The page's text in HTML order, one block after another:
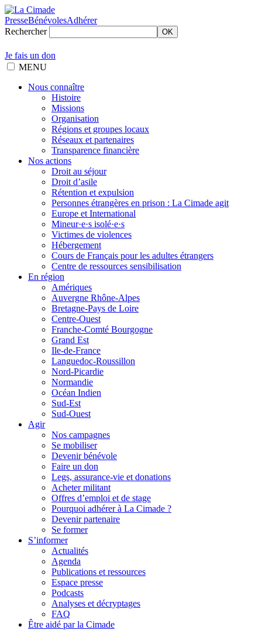
PresseBénévolesAdhérer
Rechercher
OK
Je fais un don
MENU
Nous connaître
Histoire
Missions
Organisation
Régions et groupes locaux
Réseaux et partenaires
Transparence financière
Nos actions
Droit au séjour
Droit d’asile
Rétention et expulsion
Personnes étrangères en prison : La Cimade agit
Europe et International
Mineur·e·s isolé·e·s
Victimes de violences
Hébergement
Cours de Français pour les adultes étrangers
Centre de ressources sensibilisation
En région
Amériques
Auvergne Rhône-Alpes
Bretagne-Pays de Loire
Centre-Ouest
Franche-Comté Bourgogne
Grand Est
Ile-de-France
Languedoc-Roussillon
Nord-Picardie
Normandie
Océan Indien
Sud-Est
Sud-Ouest
Agir
Nos campagnes
Se mobiliser
Devenir bénévole
Faire un don
Legs, assurance-vie et donations
Acheter militant
Offres d’emploi et de stage
Pourquoi adhérer à La Cimade ?
Devenir partenaire
Se former
S’informer
Actualités
Agenda
Publications et ressources
Espace presse
Podcasts
Analyses et décryptages
FAQ
Être aidé par la Cimade